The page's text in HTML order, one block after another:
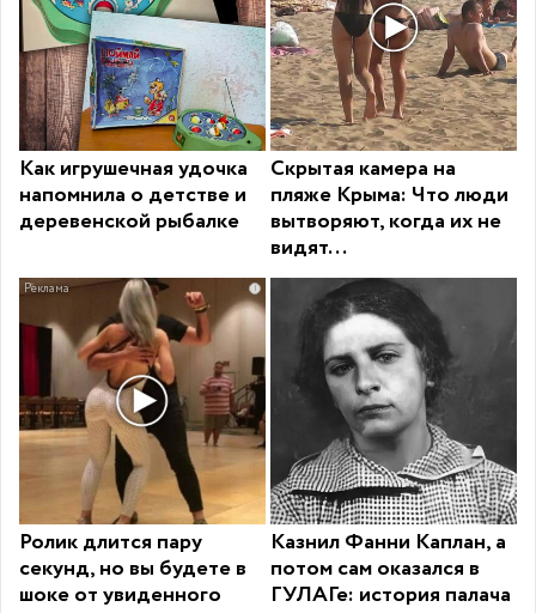
Как игрушечная удочка
напомнила о детстве и
деревенской рыбалке
Скрытая камера на
пляже Крыма: Что люди
вытворяют, когда их не
видят...
i
Ролик длится пару
секунд, но вы будете в
шоке от увиденного
Казнил Фанни Каплан, а
потом сам оказался в
ГУЛАГе: история палача